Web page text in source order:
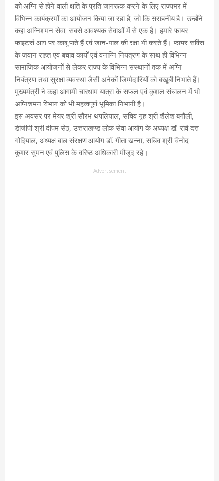
को अग्नि से होने वाली क्षति के प्रति जागरूक करने के लिए राज्यभर में
विभिन्न कार्यक्रमों का आयोजन किया जा रहा है, जो कि सराहनीय है। उन्होंने
कहा अग्निशमन सेवा, सबसे आवश्यक सेवाओं में से एक है। हमारे फायर
फाइटर्स आग पर काबू पाते हैं एवं जान-माल की रक्षा भी करते हैं। फायर सर्विस
के जवान राहत एवं बचाव कार्यों एवं वनाग्नि नियंत्रण के साथ ही विभिन्न
सामाजिक आयोजनों से लेकर राज्य के विभिन्न संस्थानों तक में अग्नि
नियंत्रण तथा सुरक्षा व्यवस्था जैसी अनेकों जिम्मेदारियों को बखूबी निभाते हैं।
मुख्यमंत्री ने कहा आगामी चारधाम यात्रा के सफल एवं कुशल संचालन में भी
अग्निशमन विभाग को भी महत्वपूर्ण भूमिका निभानी है।
इस अवसर पर मेयर श्री सौरभ थपलियाल, सचिव गृह श्री शैलेश बगौली,
डीजीपी श्री दीपम सेठ, उत्तराखण्ड लोक सेवा आयोग के अध्यक्ष डॉ. रवि दत्त
गोदियाल, अध्यक्ष बाल संरक्षण आयोग डॉ. गीता खन्ना, सचिव श्री विनोद
कुमार सुमन एवं पुलिस के वरिष्ठ अधिकारी मौजूद रहे।
Advertisement